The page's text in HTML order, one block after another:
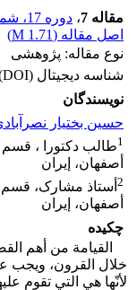
مقاله 7
، دوره 17، شماره 1
اصل مقاله (1.71 M
)
نوع مقاله: پژوهشی
شناسه دیجیتال (DOI):
نویسندگان
حسین بختیار
1طالب دکتورا ، قسم
أصفهان، إيران
2 أستاذ مشارک، قسم
أصفهان، إيران
چکیده
القيامة من أهم
خلال القرون، ويجب
لأنّها هي التي تقوم